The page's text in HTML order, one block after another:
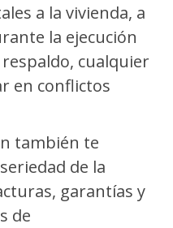
a la vivienda, a
la ejecución
cualquier
en conflictos
también te
de la
garantías y
de